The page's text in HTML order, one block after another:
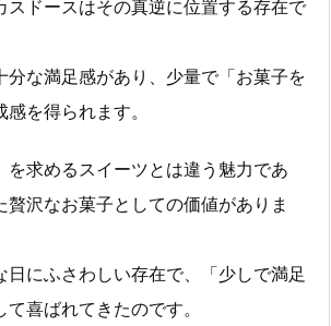
スドースはその真逆に位置する存在で
分な満足感があり、少量で「お菓子を
を得られます。
を求めるスイーツとは違う魅力であ
贅沢なお菓子としての価値がありま
日にふさわしい存在で、「少しで満足
喜ばれてきたのです。